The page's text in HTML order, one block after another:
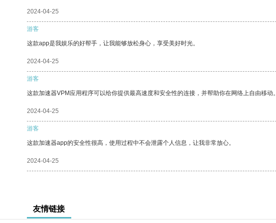
2024-04-25
游客
这款app是我娱乐的好帮手，让我能够放松身心，享受美好时光。
2024-04-25
游客
这款加速器VPM应用程序可以给你提供最高速度和安全性的连接，并帮助你在网络上自由移动。
2024-04-25
游客
这款加速器app的安全性很高，使用过程中不会泄露个人信息，让我非常放心。
2024-04-25
友情链接